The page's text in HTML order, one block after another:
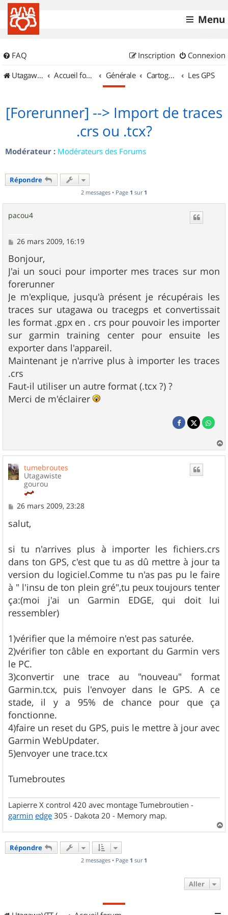
Menu
FAQ Connexion
Inscription
UtagawaVTT (Randos VTT et VTTAE avec traces GPS)
Accueil forum Générale Cartographie et GPS Les GPS
[Forerunner] --> Import de traces
.crs ou .tcx?
Modérateur : Modérateurs des Forums
Répondre
2 messages • Page 1 sur 1
pacou4
M
s
s
a
g
e
26 mars 2009, 16:19
Bonjour,
J'ai un souci pour importer mes traces sur mon
forerunner
Je m'explique, jusqu'à présent je récupérais les
traces sur utagawa ou tracegps et convertissait
les format .gpx en . crs pour pouvoir les importer
sur garmin training center pour ensuite les
exporter dans l'appareil.
Maintenant je n'arrive plus à importer les traces
.crs
Faut-il utiliser un autre format (.tcx ?) ?
Merci de m'éclairer
a
tumebroutes
Utagawiste
gourou
M
s
s
g
e
26 mars 2009, 23:28
salut,
si tu n'arrives plus à importer les fichiers.crs
dans ton GPS, c'est que tu as dû mettre à jour ta
version du logiciel.Comme tu n'as pas pu le faire
à " l'insu de ton plein gré",tu peux toujours tenter
ça:(moi j'ai un Garmin EDGE, qui doit lui
ressembler)
1)vérifier que la mémoire n'est pas saturée.
2)vérifier ton câble en exportant du Garmin vers
le PC.
3)convertir une trace au "nouveau" format
Garmin.tcx, puis l'envoyer dans le GPS. A ce
stade, il y a 95% de chance pour que ça
fonctionne.
4)faire un reset du GPS, puis le mettre à jour avec
Garmin WebUpdater.
5)envoyer une trace.tcx
Tumebroutes
Lapierre X control 420 avec montage Tumebroutien -
garmin edge 305 - Dakota 20 - Memory map.
a
Répondre
2 messages • Page 1 sur 1
Aller